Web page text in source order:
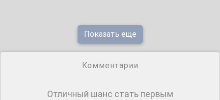
Показать еще
Комментарии
Отличный шанс стать первым